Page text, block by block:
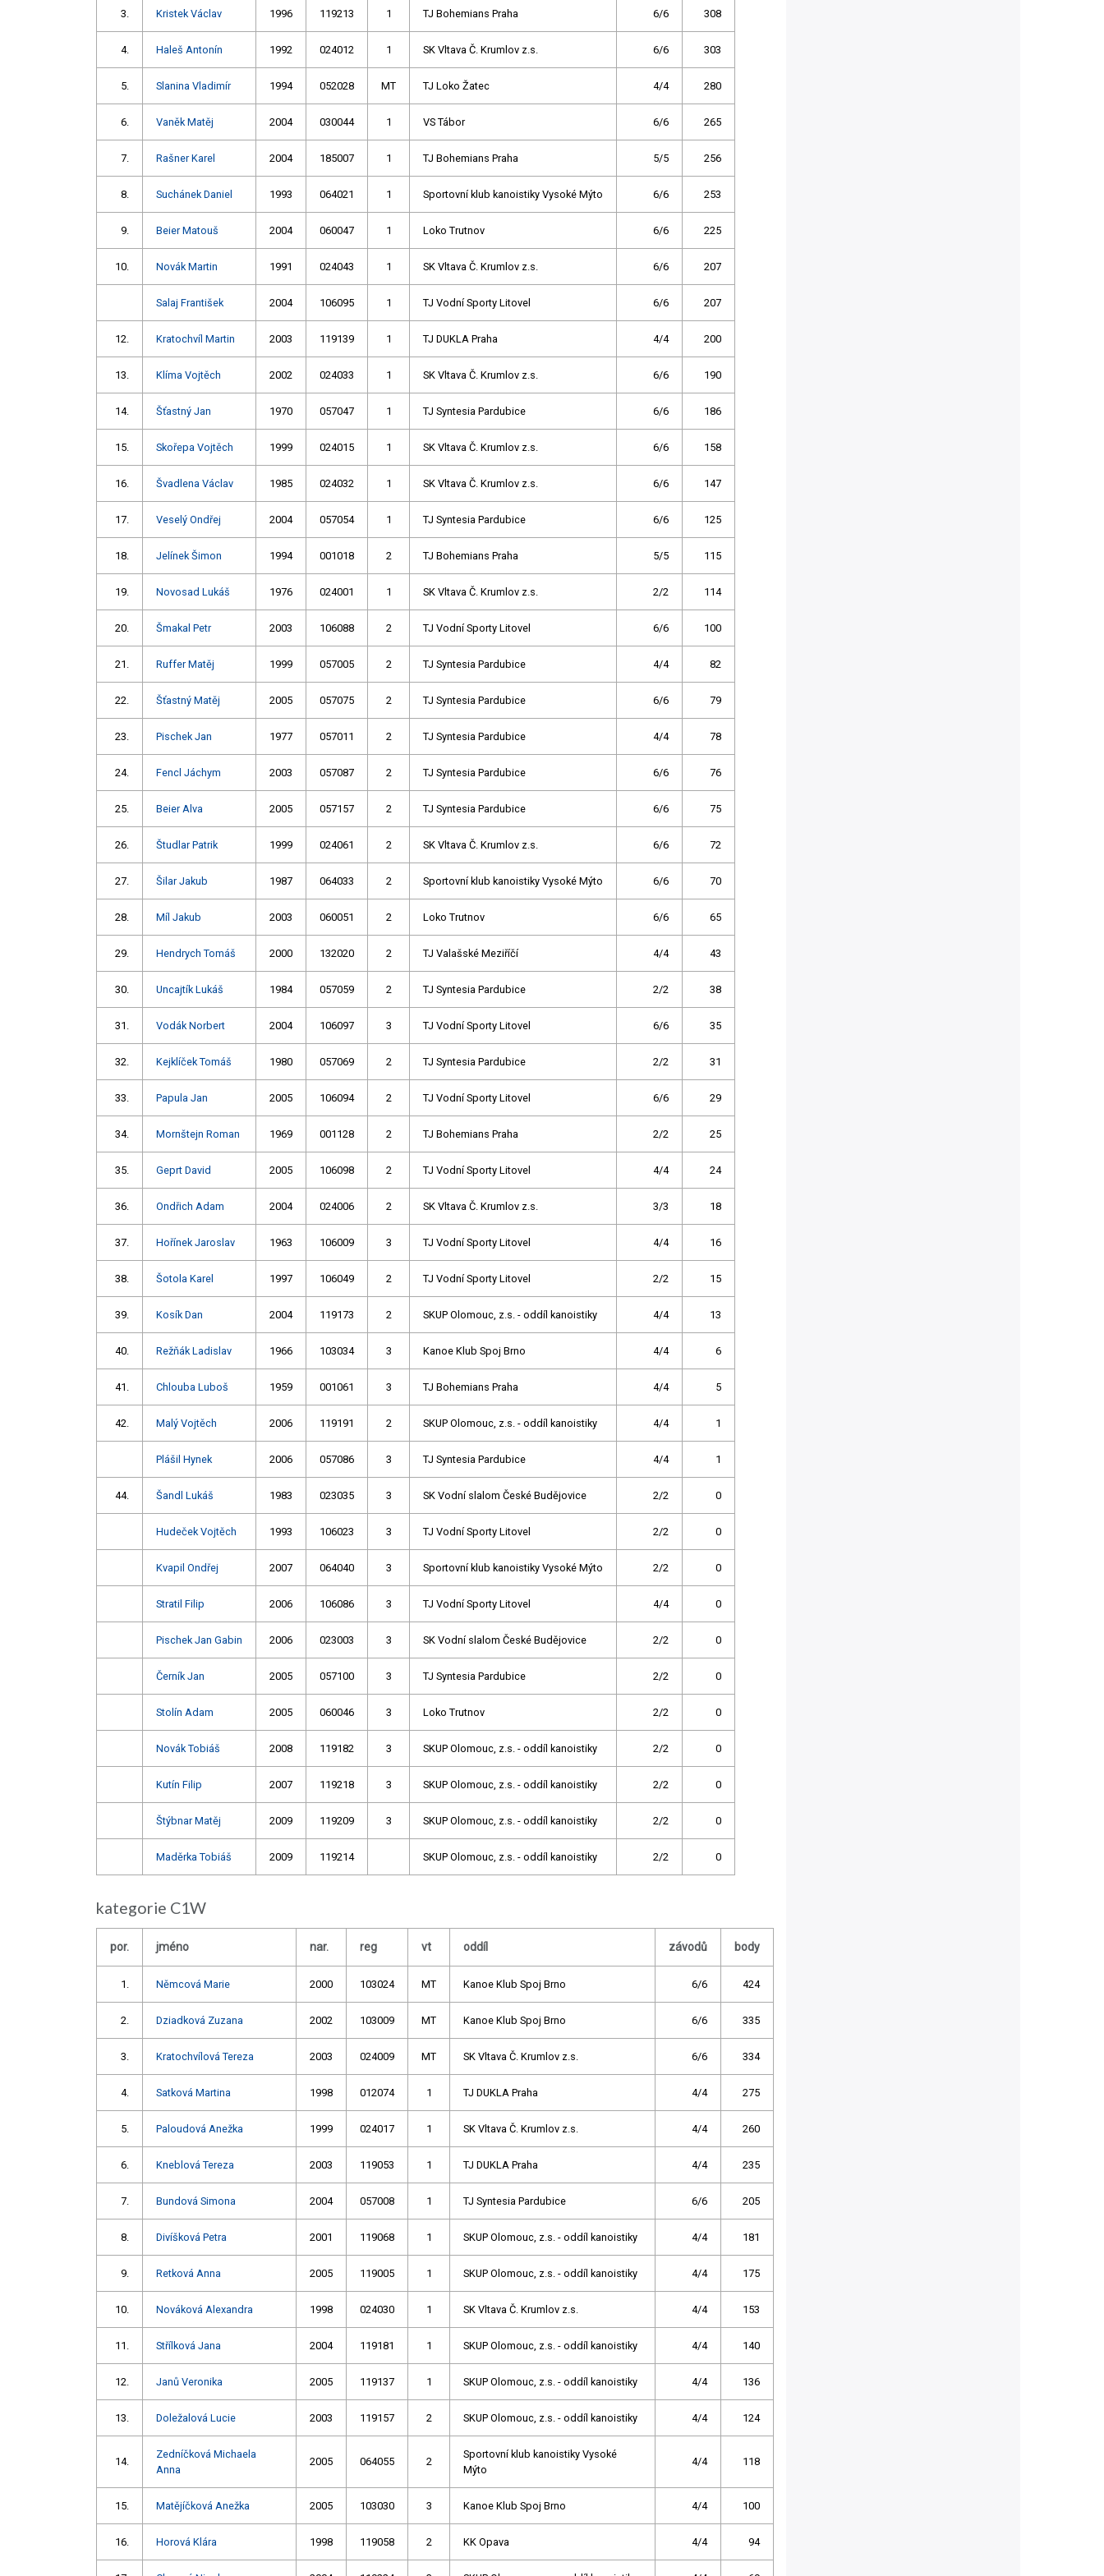
3. Kristek Václav 1996 119213 1 TJ Bohemians Praha 6/6 308
4. Haleš Antonín 1992 024012 1 SK Vltava Č. Krumlov z.s. 6/6 303
5. Slanina Vladimír 1994 052028 MT TJ Loko Žatec 4/4 280
6. Vaněk Matěj 2004 030044 1 VS Tábor 6/6 265
7. Rašner Karel 2004 185007 1 TJ Bohemians Praha 5/5 256
8. Suchánek Daniel 1993 064021 1 Sportovní klub kanoistiky Vysoké Mýto 6/6 253
9. Beier Matouš 2004 060047 1 Loko Trutnov 6/6 225
10. Novák Martin 1991 024043 1 SK Vltava Č. Krumlov z.s. 6/6 207
Salaj František 2004 106095 1 TJ Vodní Sporty Litovel 6/6 207
12. Kratochvíl Martin 2003 119139 1 TJ DUKLA Praha 4/4 200
13. Klíma Vojtěch 2002 024033 1 SK Vltava Č. Krumlov z.s. 6/6 190
14. Šťastný Jan 1970 057047 1 TJ Syntesia Pardubice 6/6 186
15. Skořepa Vojtěch 1999 024015 1 SK Vltava Č. Krumlov z.s. 6/6 158
16. Švadlena Václav 1985 024032 1 SK Vltava Č. Krumlov z.s. 6/6 147
17. Veselý Ondřej 2004 057054 1 TJ Syntesia Pardubice 6/6 125
18. Jelínek Šimon 1994 001018 2 TJ Bohemians Praha 5/5 115
19. Novosad Lukáš 1976 024001 1 SK Vltava Č. Krumlov z.s. 2/2 114
20. Šmakal Petr 2003 106088 2 TJ Vodní Sporty Litovel 6/6 100
21. Ruffer Matěj 1999 057005 2 TJ Syntesia Pardubice 4/4 82
22. Šťastný Matěj 2005 057075 2 TJ Syntesia Pardubice 6/6 79
23. Pischek Jan 1977 057011 2 TJ Syntesia Pardubice 4/4 78
24. Fencl Jáchym 2003 057087 2 TJ Syntesia Pardubice 6/6 76
25. Beier Alva 2005 057157 2 TJ Syntesia Pardubice 6/6 75
26. Študlar Patrik 1999 024061 2 SK Vltava Č. Krumlov z.s. 6/6 72
27. Šilar Jakub 1987 064033 2 Sportovní klub kanoistiky Vysoké Mýto 6/6 70
28. Míl Jakub 2003 060051 2 Loko Trutnov 6/6 65
29. Hendrych Tomáš 2000 132020 2 TJ Valašské Meziříčí 4/4 43
30. Uncajtík Lukáš 1984 057059 2 TJ Syntesia Pardubice 2/2 38
31. Vodák Norbert 2004 106097 3 TJ Vodní Sporty Litovel 6/6 35
32. Kejklíček Tomáš 1980 057069 2 TJ Syntesia Pardubice 2/2 31
33. Papula Jan 2005 106094 2 TJ Vodní Sporty Litovel 6/6 29
34. Mornštejn Roman 1969 001128 2 TJ Bohemians Praha 2/2 25
35. Geprt David 2005 106098 2 TJ Vodní Sporty Litovel 4/4 24
36. Ondřich Adam 2004 024006 2 SK Vltava Č. Krumlov z.s. 3/3 18
37. Hořínek Jaroslav 1963 106009 3 TJ Vodní Sporty Litovel 4/4 16
38. Šotola Karel 1997 106049 2 TJ Vodní Sporty Litovel 2/2 15
39. Kosík Dan 2004 119173 2 SKUP Olomouc, z.s. - oddíl kanoistiky 4/4 13
40. Režňák Ladislav 1966 103034 3 Kanoe Klub Spoj Brno 4/4 6
41. Chlouba Luboš 1959 001061 3 TJ Bohemians Praha 4/4 5
42. Malý Vojtěch 2006 119191 2 SKUP Olomouc, z.s. - oddíl kanoistiky 4/4 1
Plášil Hynek 2006 057086 3 TJ Syntesia Pardubice 4/4 1
44. Šandl Lukáš 1983 023035 3 SK Vodní slalom České Budějovice 2/2 0
Hudeček Vojtěch 1993 106023 3 TJ Vodní Sporty Litovel 2/2 0
Kvapil Ondřej 2007 064040 3 Sportovní klub kanoistiky Vysoké Mýto 2/2 0
Stratil Filip 2006 106086 3 TJ Vodní Sporty Litovel 4/4 0
Pischek Jan Gabin 2006 023003 3 SK Vodní slalom České Budějovice 2/2 0
Černík Jan 2005 057100 3 TJ Syntesia Pardubice 2/2 0
Stolín Adam 2005 060046 3 Loko Trutnov 2/2 0
Novák Tobiáš 2008 119182 3 SKUP Olomouc, z.s. - oddíl kanoistiky 2/2 0
Kutín Filip 2007 119218 3 SKUP Olomouc, z.s. - oddíl kanoistiky 2/2 0
Štýbnar Matěj 2009 119209 3 SKUP Olomouc, z.s. - oddíl kanoistiky 2/2 0
Maděrka Tobiáš 2009 119214 SKUP Olomouc, z.s. - oddíl kanoistiky 2/2 0
kategorie C1W
por. jméno nar. reg vt oddíl závodů body
1. Němcová Marie 2000 103024 MT Kanoe Klub Spoj Brno 6/6 424
2. Dziadková Zuzana 2002 103009 MT Kanoe Klub Spoj Brno 6/6 335
3. Kratochvílová Tereza 2003 024009 MT SK Vltava Č. Krumlov z.s. 6/6 334
4. Satková Martina 1998 012074 1 TJ DUKLA Praha 4/4 275
5. Paloudová Anežka 1999 024017 1 SK Vltava Č. Krumlov z.s. 4/4 260
6. Kneblová Tereza 2003 119053 1 TJ DUKLA Praha 4/4 235
7. Bundová Simona 2004 057008 1 TJ Syntesia Pardubice 6/6 205
8. Divíšková Petra 2001 119068 1 SKUP Olomouc, z.s. - oddíl kanoistiky 4/4 181
9. Retková Anna 2005 119005 1 SKUP Olomouc, z.s. - oddíl kanoistiky 4/4 175
10. Nováková Alexandra 1998 024030 1 SK Vltava Č. Krumlov z.s. 4/4 153
11. Střílková Jana 2004 119181 1 SKUP Olomouc, z.s. - oddíl kanoistiky 4/4 140
12. Janů Veronika 2005 119137 1 SKUP Olomouc, z.s. - oddíl kanoistiky 4/4 136
13. Doležalová Lucie 2003 119157 2 SKUP Olomouc, z.s. - oddíl kanoistiky 4/4 124
14.
Zedníčková Michaela
Anna
2005 064055 2
Sportovní klub kanoistiky Vysoké
Mýto
4/4 118
15. Matějíčková Anežka 2005 103030 3 Kanoe Klub Spoj Brno 4/4 100
16. Horová Klára 1998 119058 2 KK Opava 4/4 94